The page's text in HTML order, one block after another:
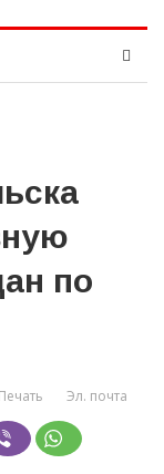
по
Печать Эл. почта